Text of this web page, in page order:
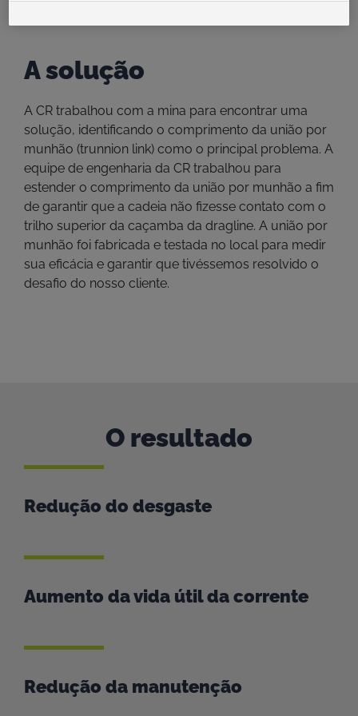
A solução
A CR trabalhou com a mina para encontrar uma
solução, identificando o comprimento da união por
munhão (trunnion link) como o principal problema. A
equipe de engenharia da CR trabalhou para
estender o comprimento da união por munhão a fim
de garantir que a cadeia não fizesse contato com o
trilho superior da caçamba da dragline. A união por
munhão foi fabricada e testada no local para medir
sua eficácia e garantir que tivéssemos resolvido o
desafio do nosso cliente.
O resultado
Redução do desgaste
Aumento da vida útil da corrente
Redução da manutenção